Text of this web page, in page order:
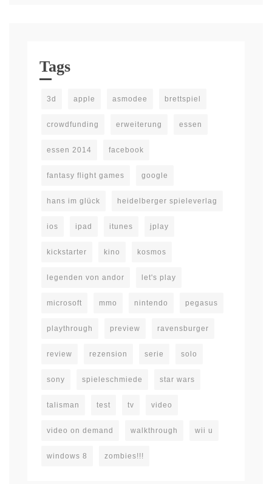
Tags
3d apple asmodee brettspiel
crowdfunding erweiterung essen
essen 2014 facebook
fantasy flight games google
hans im glück heidelberger spieleverlag
ios ipad itunes jplay
kickstarter kino kosmos
legenden von andor let's play
microsoft mmo nintendo pegasus
playthrough preview ravensburger
review rezension serie solo
sony spieleschmiede star wars
talisman test tv video
video on demand walkthrough wii u
windows 8 zombies!!!